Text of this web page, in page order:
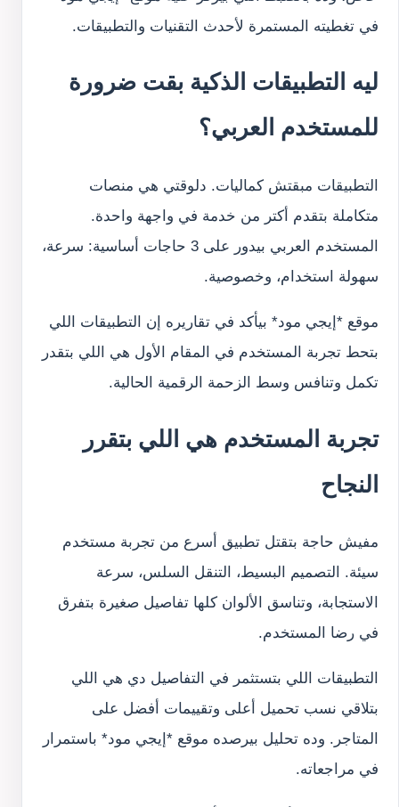
في تغطيته المستمرة لأحدث التقنيات والتطبيقات.
ليه التطبيقات الذكية بقت ضرورة
للمستخدم العربي؟
التطبيقات مبقتش كماليات. دلوقتي هي منصات
متكاملة بتقدم أكتر من خدمة في واجهة واحدة.
المستخدم العربي بيدور على 3 حاجات أساسية: سرعة،
سهولة استخدام، وخصوصية.
موقع *إيجي مود* بيأكد في تقاريره إن التطبيقات اللي
بتحط تجربة المستخدم في المقام الأول هي اللي بتقدر
تكمل وتنافس وسط الزحمة الرقمية الحالية.
تجربة المستخدم هي اللي بتقرر
النجاح
مفيش حاجة بتقتل تطبيق أسرع من تجربة مستخدم
سيئة. التصميم البسيط، التنقل السلس، سرعة
الاستجابة، وتناسق الألوان كلها تفاصيل صغيرة بتفرق
في رضا المستخدم.
التطبيقات اللي بتستثمر في التفاصيل دي هي اللي
بتلاقي نسب تحميل أعلى وتقييمات أفضل على
المتاجر. وده تحليل بيرصده موقع *إيجي مود* باستمرار
في مراجعاته.